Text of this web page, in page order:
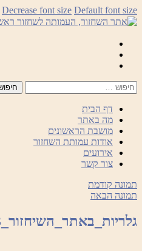
לדלג
לתוכן
Decrease font size Default font size
דף הבית
מה באתר
מושבת הראשונים
אודות עמותת השחזור
אירועים
צור קשר
תמונה קודמת
תמונה הבאה
גלריות_באתר_השיחזור_2013_048